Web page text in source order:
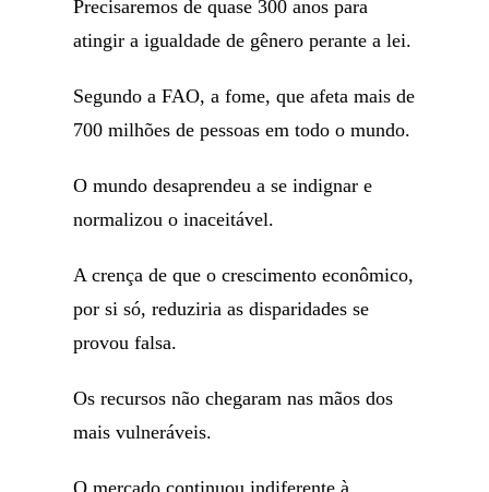
Precisaremos de quase 300 anos para
atingir a igualdade de gênero perante a lei.
Segundo a FAO, a fome, que afeta mais de
700 milhões de pessoas em todo o mundo.
O mundo desaprendeu a se indignar e
normalizou o inaceitável.
A crença de que o crescimento econômico,
por si só, reduziria as disparidades se
provou falsa.
Os recursos não chegaram nas mãos dos
mais vulneráveis.
O mercado continuou indiferente à